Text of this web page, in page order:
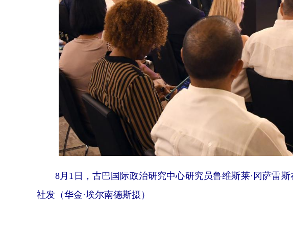
8月1日，古巴国际政治研究中心研究员鲁维斯莱·冈萨雷斯
社发（华金·埃尔南德斯摄）